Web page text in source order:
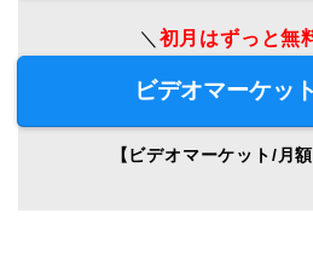
＼ 初月はずっと無
ビデオマーケッ
【ビデオマーケット/月